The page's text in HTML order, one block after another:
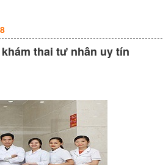
thai tư nhân uy tín